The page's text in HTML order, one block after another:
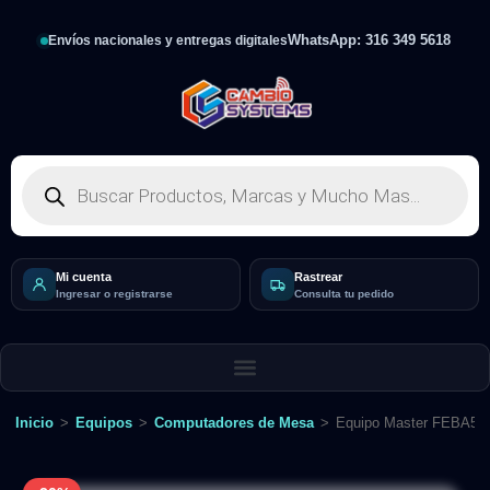
Envíos nacionales y entregas digitalesWhatsApp: 316 349 5618
Mi cuenta
Ingresar o registrarse
Rastrear
Consulta tu pedido
Inicio > Equipos > Computadores de Mesa > Equipo Master